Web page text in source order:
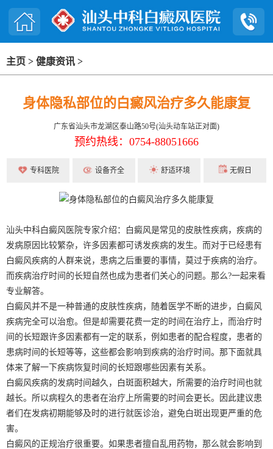
主页 > 健康资讯 >
身体隐私部位的白癜风治疗多久能康复
广东省汕头市龙湖区泰山路50号(汕头动车站正对面)
预约热线：0754-88051666
专科医院 设备齐全 舒适环境 无假日
汕头中科白癜风医院专家介绍：白癜风是常见的皮肤性疾病，疾病的
发病原因比较繁杂，许多因素都可诱发疾病的发生。而对于已经患有
白癜风疾病的人群来说，患病之后重要的事情，莫过于疾病的治疗。
而疾病治疗时间的长短自然也成为患者们关心的问题。那么?一起来看
专业解答。
白癜风并不是一种普通的皮肤性疾病，随着医学不断的进步，白癜风
疾病完全可以治愈。但是却需要花费一定的时间在治疗上，而治疗时
间的长短跟许多因素都有一定的联系，例如患者的配合程度，患者的
患病时间的长短等等，这些都会影响到疾病的治疗时间。那下面就具
体来了解一下疾病恢复时间的长短跟哪些因素有关系。
白癜风疾病的发病时间越久，白斑面积越大，所需要的治疗时间也就
越长。所以病程久的患者在治疗上所需要的时间会更长。因此建议患
者们在发病初期能够及时的进行就医诊治，避免白斑出现更严重的危
害。
白癜风的正规治疗很重要。如果患者擅自乱用药物，那么就会影响到